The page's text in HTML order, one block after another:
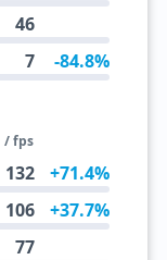
46
7 -84.8%
/ fps
132 +71.4%
106 +37.7%
77